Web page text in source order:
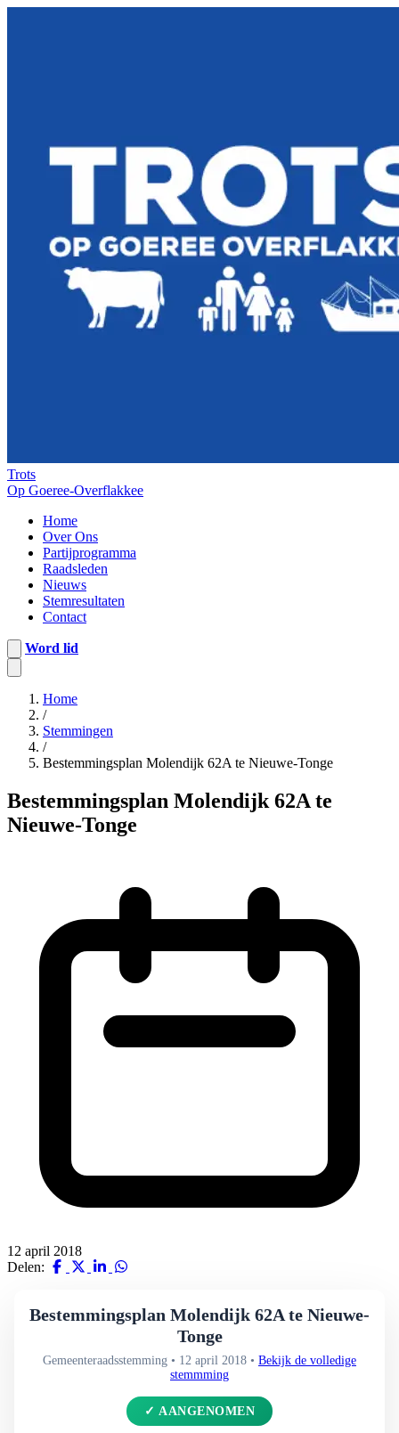
Trots
Op Goeree-Overflakkee
Home
Over Ons
Partijprogramma
Raadsleden
Nieuws
Stemresultaten
Contact
Word lid
Home
/
Stemmingen
/
Bestemmingsplan Molendijk 62A te Nieuwe-Tonge
Bestemmingsplan Molendijk 62A te
Nieuwe-Tonge
12 april 2018
Delen:
Bestemmingsplan Molendijk 62A te Nieuwe-
Tonge
Gemeenteraadsstemming • 12 april 2018 • Bekijk de volledige
stemmming
✓ AANGENOMEN